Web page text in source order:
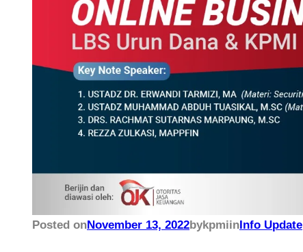
Posted onNovember 13, 2022bykpmiinInfo Update